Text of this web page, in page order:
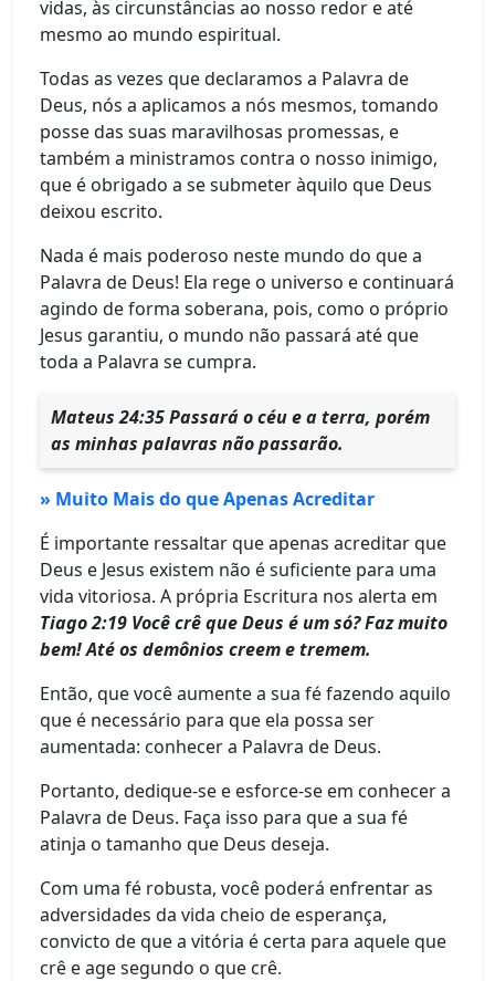
vidas, às circunstâncias ao nosso redor e até
mesmo ao mundo espiritual.
Todas as vezes que declaramos a Palavra de
Deus, nós a aplicamos a nós mesmos, tomando
posse das suas maravilhosas promessas, e
também a ministramos contra o nosso inimigo,
que é obrigado a se submeter àquilo que Deus
deixou escrito.
Nada é mais poderoso neste mundo do que a
Palavra de Deus! Ela rege o universo e continuará
agindo de forma soberana, pois, como o próprio
Jesus garantiu, o mundo não passará até que
toda a Palavra se cumpra.
Mateus 24:35 Passará o céu e a terra, porém
as minhas palavras não passarão.
» Muito Mais do que Apenas Acreditar
É importante ressaltar que apenas acreditar que
Deus e Jesus existem não é suficiente para uma
vida vitoriosa. A própria Escritura nos alerta em
Tiago 2:19 Você crê que Deus é um só? Faz muito
bem! Até os demônios creem e tremem.
Então, que você aumente a sua fé fazendo aquilo
que é necessário para que ela possa ser
aumentada: conhecer a Palavra de Deus.
Portanto, dedique-se e esforce-se em conhecer a
Palavra de Deus. Faça isso para que a sua fé
atinja o tamanho que Deus deseja.
Com uma fé robusta, você poderá enfrentar as
adversidades da vida cheio de esperança,
convicto de que a vitória é certa para aquele que
crê e age segundo o que crê.